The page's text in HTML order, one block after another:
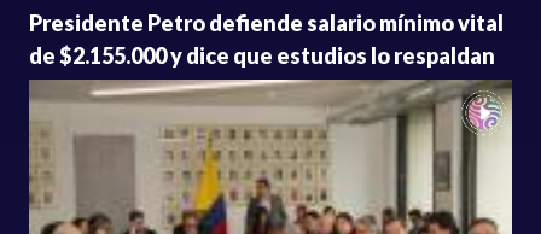
Presidente Petro defiende salario mínimo vital
de $2.155.000 y dice que estudios lo respaldan